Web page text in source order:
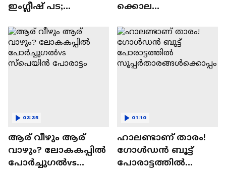
ഇംഗ്ലീഷ് പട;
ഗോളിന് ജയം
ക്കൊല
സമയം
കളയരുത്:വിമർശക
ർക്ക് CR7ൻ്റെ മറുപടി
ആര് വീഴും ആര്
വാഴും? ലോകകപ്പില്‍
പോര്‍ച്ചുഗല്‍vs
03:35
ഹാലണ്ടാണ് താരം!
ഗോള്‍ഡന്‍ ബൂട്ട്
പോരാട്ടത്തില്‍
01:10